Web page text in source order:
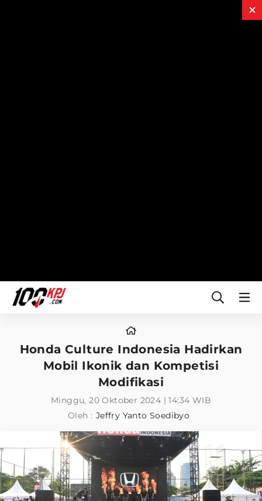
Honda Culture Indonesia Hadirkan
Mobil Ikonik dan Kompetisi
Modifikasi
Minggu, 20 Oktober 2024 | 14:34 WIB
Oleh : Jeffry Yanto Soedibyo